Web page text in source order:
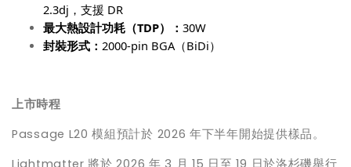
2.3dj ，支援 DR
最大熱設計功耗（TDP）： 30W
封裝形式： 2000-pin BGA（BiDi）
上市時程
Passage L20 模組預計於 2026 年下半年開始提供樣品。
Lightmatter 將於 2026 年 3 月 15 日至 19 日於洛杉磯舉行